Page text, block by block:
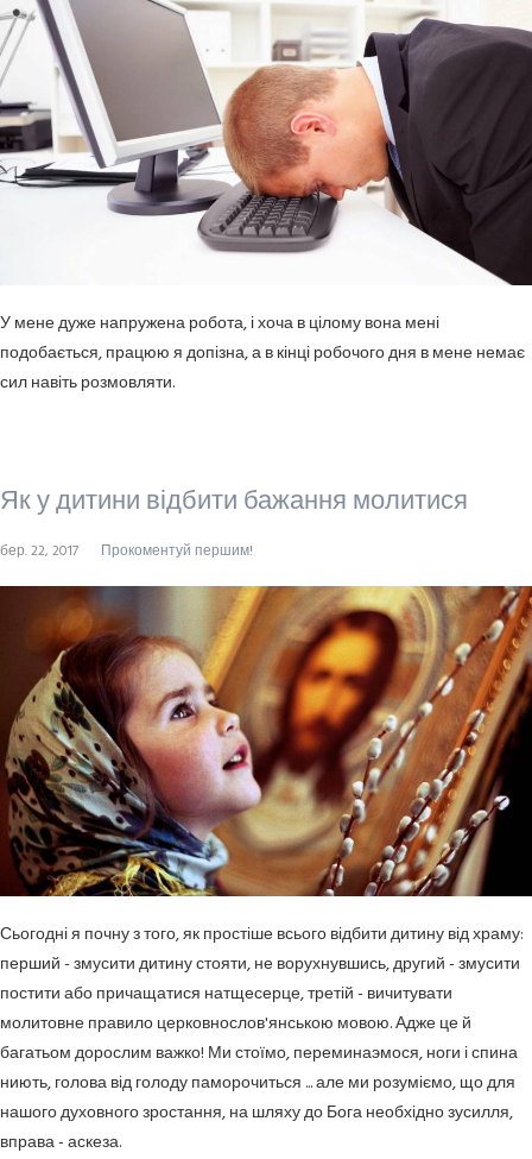
У мене дуже напружена робота, і хоча в цілому вона мені
подобається, працюю я допізна, а в кінці робочого дня в мене немає
сил навіть розмовляти.
Як у дитини відбити бажання молитися
бер. 22, 2017 Прокоментуй першим!
Сьогодні я почну з того, як простіше всього відбити дитину від храму:
перший - змусити дитину стояти, не ворухнувшись, другий - змусити
постити або причащатися натщесерце, третій - вичитувати
молитовне правило церковнослов'янською мовою. Адже це й
багатьом дорослим важко! Ми стоїмо, переминаэмося, ноги і спина
ниють, голова від голоду паморочиться ... але ми розуміємо, що для
нашого духовного зростання, на шляху до Бога необхідно зусилля,
вправа - аскеза.